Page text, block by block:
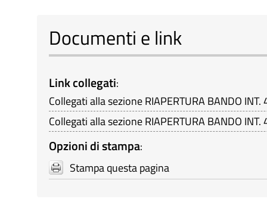
Documenti e link
Link collegati:
Collegati alla sezione RIAPERTURA BANDO
Collegati alla sezione RIAPERTURA BANDO
Opzioni di stampa:
Stampa questa pagina